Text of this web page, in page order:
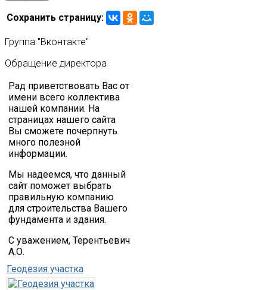
Сохранить страницу:
Группа "Вконтакте"
Обращение директора
Рад приветствовать Вас от
имени всего коллектива
нашей компании. На
страницах нашего сайта
Вы сможете почерпнуть
много полезной
информации.
Мы надеемся, что данный
сайт поможет выбрать
правильную компанию
для строительства Вашего
фундамента и здания.
С уважением, Терентьевич
А.О.
Геодезия участка